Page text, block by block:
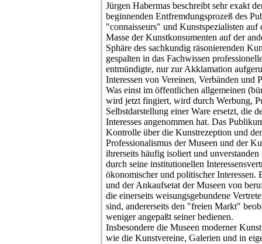
Jürgen Habermas beschreibt sehr exakt
beginnenden Entfremdungsprozeß des
"connaisseurs" und Kunstspezialisten auf
Masse der Kunstkonsumenten auf der
Sphäre des sachkundig räsonierenden
gespalten in das Fachwissen
entmündigte, nur zur Akklamation
Interessen von Vereinen, Verbänden und
Was einst im öffentlichen allgemeinen
wird jetzt fingiert, wird durch Werbung,
Selbstdarstellung einer Ware ersetzt, die
Interesses angenommen hat. Das
Kontrolle über die Kunstrezeption und
Professionalismus der Museen und der
ihrerseits häufig isoliert und
durch seine institutionellen
ökonomischer und politischer Interessen.
und der Ankaufsetat der Museen von
die einerseits weisungsgebundene
sind, andererseits den "freien Markt"
weniger angepaßt seiner bedienen.
Insbesondere die Museen moderner
wie die Kunstvereine, Galerien und in